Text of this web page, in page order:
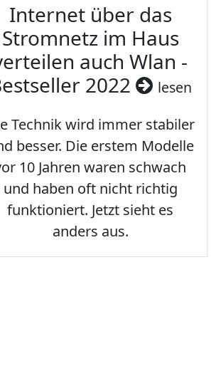
Internet über das
Stromnetz im Haus
auch Wlan -
2022
lesen
Technik wird immer stabiler
besser. Die erstem Modelle
10 Jahren waren schwach
und haben oft nicht richtig
funktioniert. Jetzt sieht es
anders aus.